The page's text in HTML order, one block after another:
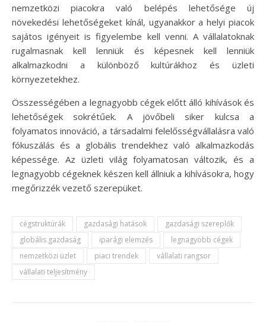
nemzetközi piacokra való belépés lehetősége új
növekedési lehetőségeket kínál, ugyanakkor a helyi piacok
sajátos igényeit is figyelembe kell venni. A vállalatoknak
rugalmasnak kell lenniük és képesnek kell lenniük
alkalmazkodni a különböző kultúrákhoz és üzleti
környezetekhez.
Összességében a legnagyobb cégek előtt álló kihívások és
lehetőségek sokrétűek. A jövőbeli siker kulcsa a
folyamatos innováció, a társadalmi felelősségvállalásra való
fókuszálás és a globális trendekhez való alkalmazkodás
képessége. Az üzleti világ folyamatosan változik, és a
legnagyobb cégeknek készen kell állniuk a kihívásokra, hogy
megőrizzék vezető szerepüket.
cégstruktúrák gazdasági hatások
gazdasági szereplők
globális gazdaság
iparági elemzés
legnagyobb cégek
nemzetközi üzlet
piaci trendek
vállalati rangsor
vállalati teljesítmény